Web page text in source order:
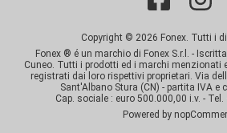
Copyright © 2026 Fonex. Tutti i
Fonex ® é un marchio di Fonex S.r.l. -
Cuneo. Tutti i prodotti ed i marchi menzionati
registrati dai loro rispettivi proprietari. Via
Sant'Albano Stura (CN) - partita IVA e
Cap. sociale : euro 500.000,00 i.v. -
Powered by